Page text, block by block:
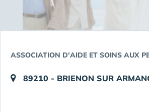
ASSOCIATION D'AIDE ET SOINS AUX
89210 - BRIENON SUR